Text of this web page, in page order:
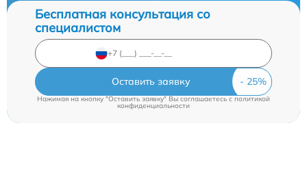
Бесплатная консультация со
специалистом
Оставить заявку
Нажимая на кнопку "Оставить заявку" Вы соглашаетесь cполитикой
конфиденциальности